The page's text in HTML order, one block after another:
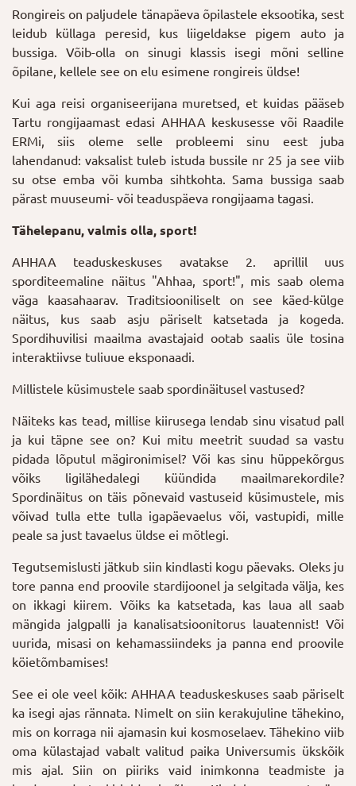
Rongireis on paljudele tänapäeva õpilastele eksootika, sest
leidub küllaga peresid, kus liigeldakse pigem auto ja
bussiga. Võib-olla on sinugi klassis isegi mõni selline
õpilane, kellele see on elu esimene rongireis üldse!
Kui aga reisi organiseerijana muretsed, et kuidas pääseb
Tartu rongijaamast edasi AHHAA keskusesse või Raadile
ERMi, siis oleme selle probleemi sinu eest juba
lahendanud: vaksalist tuleb istuda bussile nr 25 ja see viib
su otse emba või kumba sihtkohta. Sama bussiga saab
pärast muuseumi- või teaduspäeva rongijaama tagasi.
Tähelepanu, valmis olla, sport!
AHHAA teaduskeskuses avatakse 2. aprillil uus
sporditeemaline näitus "Ahhaa, sport!", mis saab olema
väga kaasahaarav. Traditsiooniliselt on see käed-külge
näitus, kus saab asju päriselt katsetada ja kogeda.
Spordihuvilisi maailma avastajaid ootab saalis üle tosina
interaktiivse tuliuue eksponaadi.
Millistele küsimustele saab spordinäitusel vastused?
Näiteks kas tead, millise kiirusega lendab sinu visatud pall
ja kui täpne see on? Kui mitu meetrit suudad sa vastu
pidada lõputul mägironimisel? Või kas sinu hüppekõrgus
võiks ligilähedalegi küündida maailmarekordile?
Spordinäitus on täis põnevaid vastuseid küsimustele, mis
võivad tulla ette tulla igapäevaelus või, vastupidi, mille
peale sa just tavaelus üldse ei mõtlegi.
Tegutsemislusti jätkub siin kindlasti kogu päevaks. Oleks ju
tore panna end proovile stardijoonel ja selgitada välja, kes
on ikkagi kiirem. Võiks ka katsetada, kas laua all saab
mängida jalgpalli ja kanalisatsioonitorus lauatennist! Või
uurida, misasi on kehamassiindeks ja panna end proovile
köietõmbamises!
See ei ole veel kõik: AHHAA teaduskeskuses saab päriselt
ka isegi ajas rännata. Nimelt on siin kerakujuline tähekino,
mis on korraga nii ajamasin kui kosmoselaev. Tähekino viib
oma külastajad vabalt valitud paika Universumis ükskõik
mis ajal. Siin on piiriks vaid inimkonna teadmiste ja